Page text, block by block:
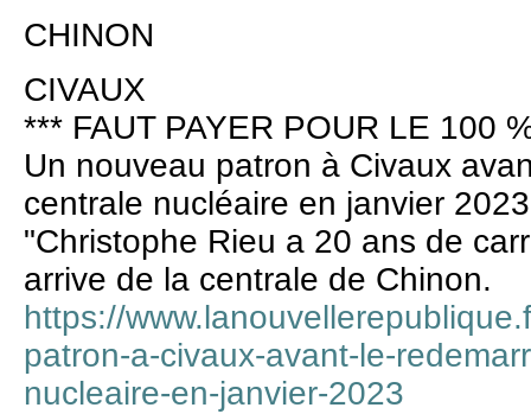
CHINON
CIVAUX
*** FAUT PAYER POUR LE 100
​Un nouveau patron à Civaux
centrale nucléaire en janvier 2023
"Christophe Rieu a 20 ans de
arrive de la centrale de Chinon.
https://
patron-a-civaux-avant-le-
nucleaire-en-janvier-2023